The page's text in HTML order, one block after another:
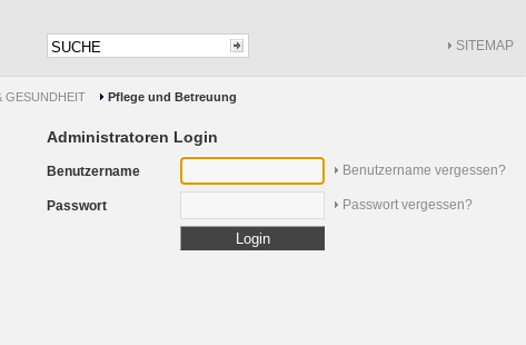
SITEMAP
GESUNDHEIT Pflege und Betreuung
Administratoren Login
Benutzername Benutzername vergessen?
Passwort Passwort vergessen?